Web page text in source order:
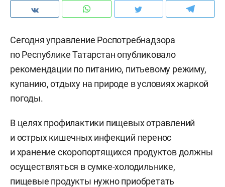
Сегодня управление Роспотребнадзора
по Республике Татарстан опубликовало
рекомендации по питанию, питьевому режиму,
купанию, отдыху на природе в условиях жаркой
погоды.
В целях профилактики пищевых отравлений
и острых кишечных инфекций перенос
и хранение скоропортящихся продуктов должны
осуществляться в сумке-холодильнике,
пищевые продукты нужно приобретать